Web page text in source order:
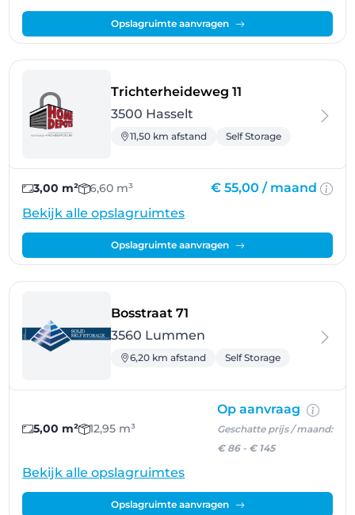
Opslagruimte aanvragen
Trichterheideweg 11
3500 Hasselt
11,50 km afstand Self Storage
3,00 m² 6,60 m³ € 55,00 / maand
Bekijk alle opslagruimtes
Opslagruimte aanvragen
Bosstraat 71
3560 Lummen
6,20 km afstand Self Storage
5,00 m² 12,95 m³
Op aanvraag
Geschatte prijs / maand:
€ 86- € 145
Bekijk alle opslagruimtes
Opslagruimte aanvragen